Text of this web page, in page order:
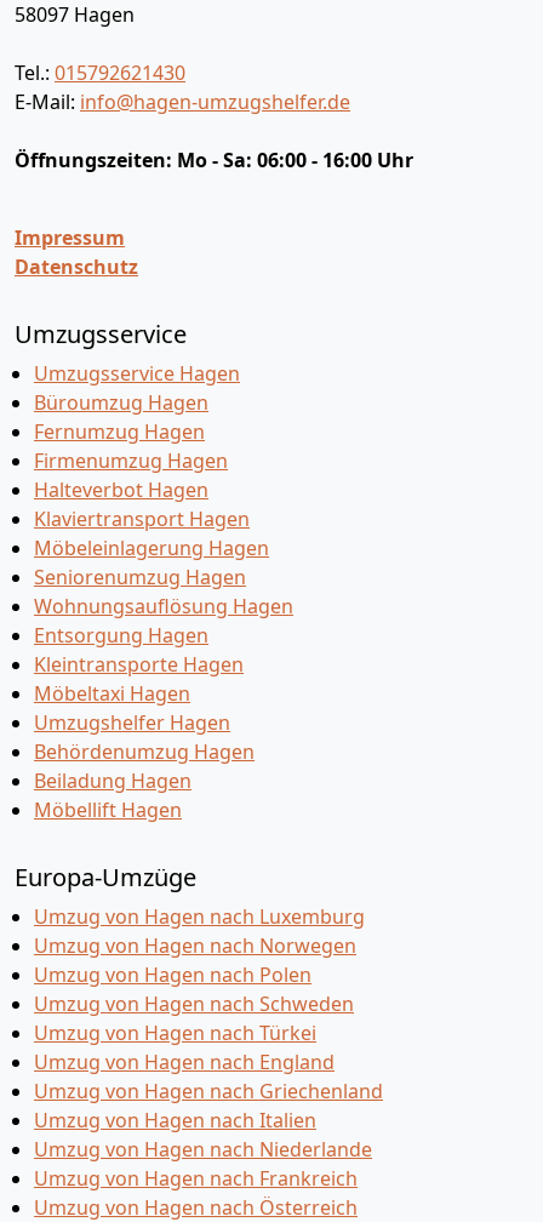
58097 Hagen
Tel.: 015792621430
E-Mail: info@hagen-umzugshelfer.de
Öffnungszeiten: Mo - Sa: 06:00 - 16:00 Uhr
Impressum
Datenschutz
Umzugsservice
Umzugsservice Hagen
Büroumzug Hagen
Fernumzug Hagen
Firmenumzug Hagen
Halteverbot Hagen
Klaviertransport Hagen
Möbeleinlagerung Hagen
Seniorenumzug Hagen
Wohnungsauflösung Hagen
Entsorgung Hagen
Kleintransporte Hagen
Möbeltaxi Hagen
Umzugshelfer Hagen
Behördenumzug Hagen
Beiladung Hagen
Möbellift Hagen
Europa-Umzüge
Umzug von Hagen nach Luxemburg
Umzug von Hagen nach Norwegen
Umzug von Hagen nach Polen
Umzug von Hagen nach Schweden
Umzug von Hagen nach Türkei
Umzug von Hagen nach England
Umzug von Hagen nach Griechenland
Umzug von Hagen nach Italien
Umzug von Hagen nach Niederlande
Umzug von Hagen nach Frankreich
Umzug von Hagen nach Österreich